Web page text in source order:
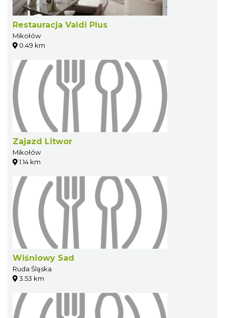
Restauracja Valdi Plus
Mikołów
0.49 km
Zajazd Litwor
Mikołów
1.14 km
Wiśniowy Sad
Ruda Śląska
3.53 km